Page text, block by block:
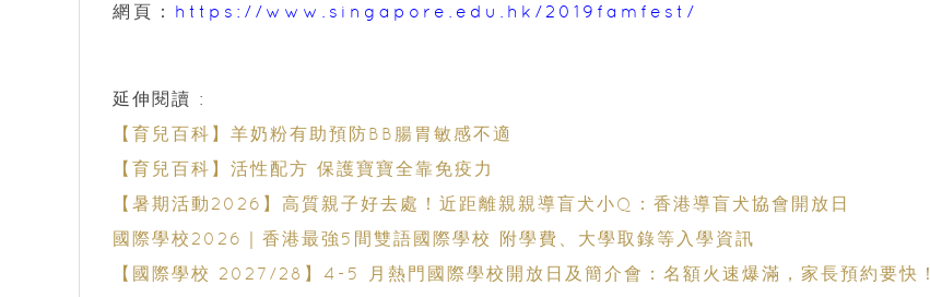
網頁： https://www.singapore.edu.hk/2019famfest/
延伸閱讀 :
【育兒百科】羊奶粉有助預防BB腸胃敏感不適
【育兒百科】活性配方 保護寶寶全靠免疫力
【暑期活動2026】高質親子好去處！近距離親親導盲犬小Q：香港導盲犬協會開放日
國際學校2026｜香港最強5間雙語國際學校 附學費、大學取錄等入學資訊
【國際學校 2027/28】4-5 月熱門國際學校開放日及簡介會：名額火速爆滿，家長預約要快！